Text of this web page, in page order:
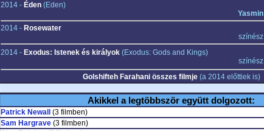
2014 - Éden(Eden)
Yasmin
2014 - Rosewater
színész
2014 - Exodus: Istenek és királyok(Exodus: Gods and Kings)
színész
Golshifteh Farahani összes filmje(a 2014 előttiek is)
Akikkel a legtöbbször együtt dolgozott:
Patrick Newall
(3 filmben)
Sam Hargrave(3 filmben)